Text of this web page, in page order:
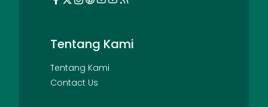
Tentang Kami
Tentang Kami
Contact Us